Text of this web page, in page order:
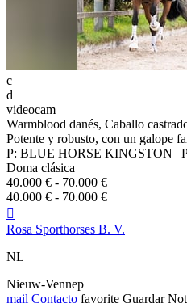
c
d
videocam
Warmblood danés, Caballo
Potente y robusto, con un galope
P: BLUE HORSE KINGSTON
Doma clásica
40.000 € - 70.000 €
40.000 € - 70.000 €

Rosa Sporthorses B. V.
NL
Nieuw-Vennep
mail Contacto favorite Guardar